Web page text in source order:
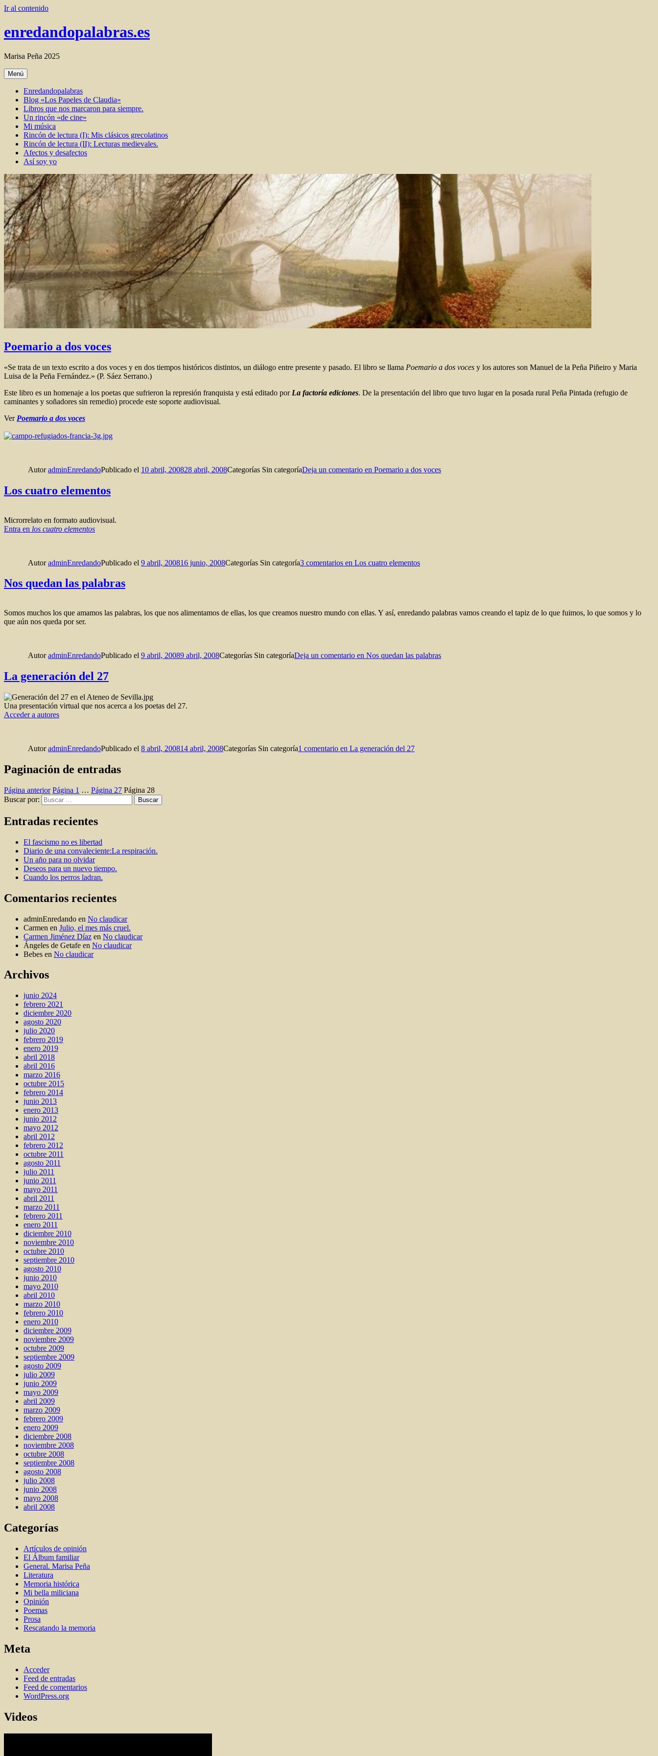
Ir al contenido
enredandopalabras.es
Marisa Peña 2025
Menú
Enredandopalabras
Blog «Los Papeles de Claudia»
Libros que nos marcaron para siempre.
Un rincón «de cine»
Mi música
Rincón de lectura (I): Mis clásicos grecolatinos
Rincón de lectura (II): Lecturas medievales.
Afectos y desafectos
Así soy yo
Poemario a dos voces
«Se trata de un texto escrito a dos voces y en dos tiempos históricos distintos, un diálogo entre presente y pasado. El libro se llama Poemario a dos voces y los autores son Manuel de la Peña Piñeiro y Maria
Luisa de la Peña Fernández.» (P. Sáez Serrano.)
Este libro es un homenaje a los poetas que sufrieron la represión franquista y está editado por La factoría ediciones. De la presentación del libro que tuvo lugar en la posada rural Peña Pintada (refugio de
caminantes y soñadores sin remedio) procede este soporte audiovisual.
Ver Poemario a dos voces
AutoradminEnredandoPublicado el 10 abril, 200828 abril, 2008Categorías Sin categoríaDeja un comentario en Poemario a dos voces
Los cuatro elementos
Microrrelato en formato audiovisual.
Entra en los cuatro elementos
AutoradminEnredandoPublicado el 9 abril, 200816 junio, 2008Categorías Sin categoría3 comentarios en Los cuatro elementos
Nos quedan las palabras
Somos muchos los que amamos las palabras, los que nos alimentamos de ellas, los que creamos nuestro mundo con ellas. Y así, enredando palabras vamos creando el tapiz de lo que fuimos, lo que somos y lo
que aún nos queda por ser.
AutoradminEnredandoPublicado el 9 abril, 20089 abril, 2008Categorías Sin categoríaDeja un comentario en Nos quedan las palabras
La generación del 27
Una presentación virtual que nos acerca a los poetas del 27.
Acceder a autores
AutoradminEnredandoPublicado el 8 abril, 200814 abril, 2008Categorías Sin categoría1 comentario en La generación del 27
Paginación de entradas
Página anterior Página 1 … Página 27 Página 28
Buscar por:
Buscar
Entradas recientes
El fascismo no es libertad
Diario de una convaleciente:La respiración.
Un año para no olvidar
Deseos para un nuevo tiempo.
Cuando los perros ladran.
Comentarios recientes
adminEnredando en No claudicar
Carmen en Julio, el mes más cruel.
Carmen Jiménez Díaz en No claudicar
Ángeles de Getafe en No claudicar
Bebes en No claudicar
Archivos
junio 2024
febrero 2021
diciembre 2020
agosto 2020
julio 2020
febrero 2019
enero 2019
abril 2018
abril 2016
marzo 2016
octubre 2015
febrero 2014
junio 2013
enero 2013
junio 2012
mayo 2012
abril 2012
febrero 2012
octubre 2011
agosto 2011
julio 2011
junio 2011
mayo 2011
abril 2011
marzo 2011
febrero 2011
enero 2011
diciembre 2010
noviembre 2010
octubre 2010
septiembre 2010
agosto 2010
junio 2010
mayo 2010
abril 2010
marzo 2010
febrero 2010
enero 2010
diciembre 2009
noviembre 2009
octubre 2009
septiembre 2009
agosto 2009
julio 2009
junio 2009
mayo 2009
abril 2009
marzo 2009
febrero 2009
enero 2009
diciembre 2008
noviembre 2008
octubre 2008
septiembre 2008
agosto 2008
julio 2008
junio 2008
mayo 2008
abril 2008
Categorías
Artí­culos de opinión
El Álbum familiar
General. Marisa Peña
Literatura
Memoria histórica
Mi bella miliciana
Opinión
Poemas
Prosa
Rescatando la memoria
Meta
Acceder
Feed de entradas
Feed de comentarios
WordPress.org
Videos